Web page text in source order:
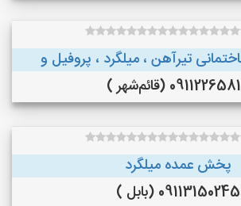
تیرآهن ، میلگرد ، پروفیل و
(قائم‌شهر )
پخش عمده میلگرد
09113150245 (بابل )